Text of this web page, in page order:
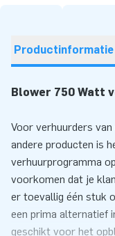
Productinformatie
Blower 750 Watt
Voor verhuurders
andere producten is
verhuurprogramma
voorkomen dat je
er toevallig één stuk
een prima alternatief
geschikt voor het